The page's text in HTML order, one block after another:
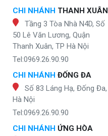
CHI NHÁNH THANH XUÂN
Tầng 3 Tòa Nhà N4D, Số
50 Lê Văn Lương, Quận
Thanh Xuân, TP Hà Nội
Tel:0969.26.90.90
CHI NHÁNH ĐỐNG ĐA
Số 83 Láng Hạ, Đống Đa,
Hà Nội
Tel:0969.26.90.90
CHI NHÁNH ỨNG HÒA